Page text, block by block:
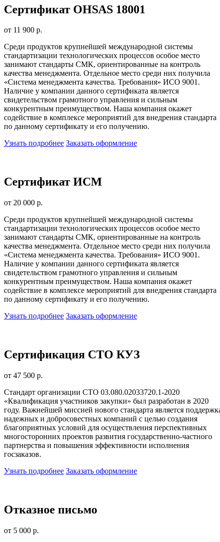
Сертификат OHSAS 18001
от 11 900 р.
Среди продуктов крупнейшей международной системы
стандартизации технологических процессов особое место
занимают стандарты СМК, ориентированные на контроль
качества менеджмента. Отдельное место среди них получила
«Система менеджмента качества. Требования» ИСО 9001.
Наличие у компании данного сертификата является
свидетельством грамотного управления и сильным
конкурентным преимуществом. Наша компания окажет
содействие в комплексе мероприятий для внедрения стандарта
по данному сертификату и его получению.
Узнать подробнее Заказать оформление
Сертификат ИСМ
от 20 000 р.
Среди продуктов крупнейшей международной системы
стандартизации технологических процессов особое место
занимают стандарты СМК, ориентированные на контроль
качества менеджмента. Отдельное место среди них получила
«Система менеджмента качества. Требования» ИСО 9001.
Наличие у компании данного сертификата является
свидетельством грамотного управления и сильным
конкурентным преимуществом. Наша компания окажет
содействие в комплексе мероприятий для внедрения стандарта
по данному сертификату и его получению.
Узнать подробнее Заказать оформление
Сертификация СТО КУЗ
от 47 500 р.
Стандарт организации СТО 03.080.02033720.1-2020
«Квалификация участников закупки» был разработан в 2020
году. Важнейшей миссией нового стандарта является
надежных и добросовестных компаний с целью создания
благоприятных условий для осуществления перспективных
многосторонних проектов развития государственно-частного
партнерства и повышения эффективности исполнения
госзаказов.
Узнать подробнее Заказать оформление
Отказное письмо
от 5 000 р.